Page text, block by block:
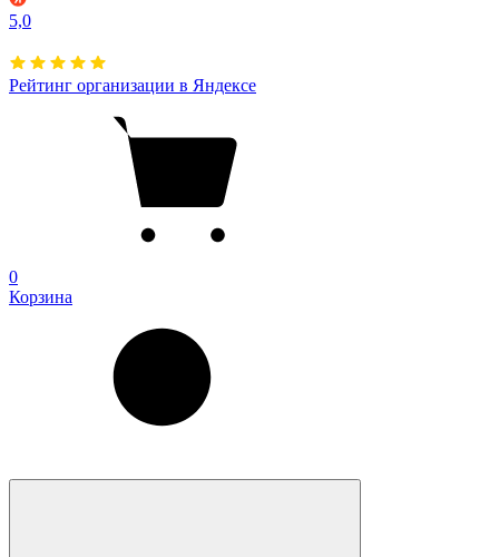
5,0
Рейтинг организации в Яндексе
0
Корзина